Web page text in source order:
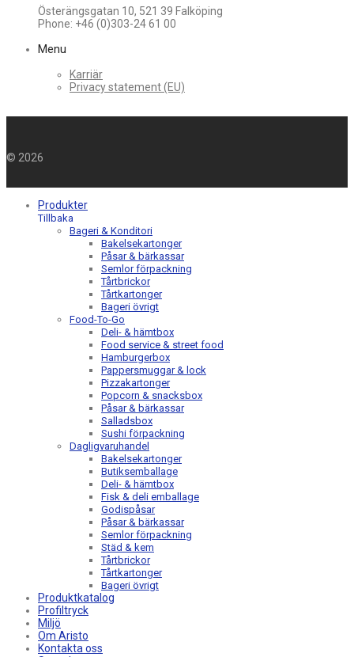
Österängsgatan 10, 521 39 Falköping
Phone: +46 (0)303-24 61 00
Menu
Karriär
Privacy statement (EU)
© 2026
Produkter
Tillbaka
Bageri & Konditori
Bakelsekartonger
Påsar & bärkassar
Semlor förpackning
Tårtbrickor
Tårtkartonger
Bageri övrigt
Food-To-Go
Deli- & hämtbox
Food service & street food
Hamburgerbox
Pappersmuggar & lock
Pizzakartonger
Popcorn & snacksbox
Påsar & bärkassar
Salladsbox
Sushi förpackning
Dagligvaruhandel
Bakelsekartonger
Butiksemballage
Deli- & hämtbox
Fisk & deli emballage
Godispåsar
Påsar & bärkassar
Semlor förpackning
Städ & kem
Tårtbrickor
Tårtkartonger
Bageri övrigt
Produktkatalog
Profiltryck
Miljö
Om Aristo
Kontakta oss